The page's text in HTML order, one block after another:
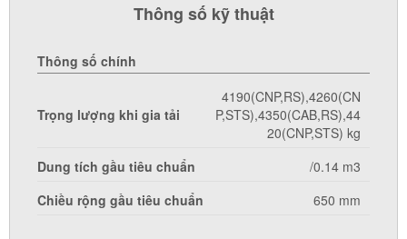
Thông số kỹ thuật
Thông số chính
Trọng lượng khi gia tải
4190(CNP,RS),4260(CN
P,STS),4350(CAB,RS),44
20(CNP,STS) kg
Dung tích gầu tiêu chuẩn
/0.14 m3
Chiều rộng gầu tiêu chuẩn
650 mm